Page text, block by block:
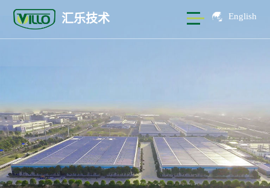
汇乐技术
公司简介
发展历程
解决方案
锂电行业
产品中心
English